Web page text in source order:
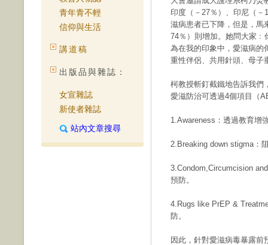
青年青不輕
信仰與生活
講道稿
出版品與雜誌：
女宣雜誌
新使者雜誌
站內文章搜尋
印度（－27％）、印尼（
滋病患者已下降，但是，馬
74％）則增加。她問大家
為在我的印象中，愛滋病的
重性伴侶、共用針頭、母子
柯教授斬釘截鐵地告訴我們
愛滋防治可透過4個項目（
1.Awareness：透過教育增
2.Breaking down stigma：
3.Condom,Circumcision
預防。
4.Rugs like PrEP &
防。
因此，針對愛滋病毒暴露